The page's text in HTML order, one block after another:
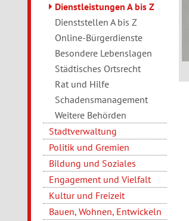
Dienstleistungen A bis Z
Dienststellen A bis Z
Online-Bürgerdienste
Besondere Lebenslagen
Städtisches Ortsrecht
Rat und Hilfe
Schadensmanagement
Weitere Behörden
Stadtverwaltung
Politik und Gremien
Bildung und Soziales
Engagement und Vielfalt
Kultur und Freizeit
Bauen, Wohnen, Entwickeln